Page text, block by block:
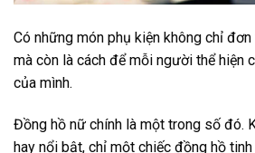
Có những món phụ kiện không chỉ
mà còn là cách để mỗi người thể hiện
của mình.
Đồng hồ nữ chính là một trong số đó.
hay nổi bật, chỉ một chiếc đồng hồ